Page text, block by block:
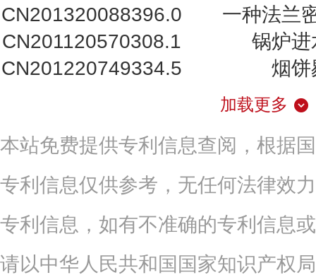
CN201320088396.0
一种法兰
CN201120570308.1
锅炉
CN201220749334.5
烟饼
加载更多
本站免费提供专利信息查阅，根据
专利信息仅供参考，无任何法律效
专利信息，如有不准确的专利信息
请以中华人民共和国国家知识产权